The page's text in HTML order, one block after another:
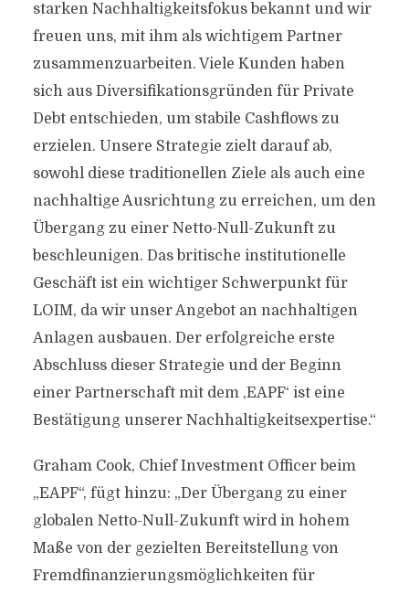
starken Nachhaltigkeitsfokus bekannt und wir
freuen uns, mit ihm als wichtigem Partner
zusammenzuarbeiten. Viele Kunden haben
sich aus Diversifikationsgründen für Private
Debt entschieden, um stabile Cashflows zu
erzielen. Unsere Strategie zielt darauf ab,
sowohl diese traditionellen Ziele als auch eine
nachhaltige Ausrichtung zu erreichen, um den
Übergang zu einer Netto-Null-Zukunft zu
beschleunigen. Das britische institutionelle
Geschäft ist ein wichtiger Schwerpunkt für
LOIM, da wir unser Angebot an nachhaltigen
Anlagen ausbauen. Der erfolgreiche erste
Abschluss dieser Strategie und der Beginn
einer Partnerschaft mit dem ,EAPF‘ ist eine
Bestätigung unserer Nachhaltigkeitsexpertise.“
Graham Cook, Chief Investment Officer beim
„EAPF“, fügt hinzu: „Der Übergang zu einer
globalen Netto-Null-Zukunft wird in hohem
Maße von der gezielten Bereitstellung von
Fremdfinanzierungsmöglichkeiten für